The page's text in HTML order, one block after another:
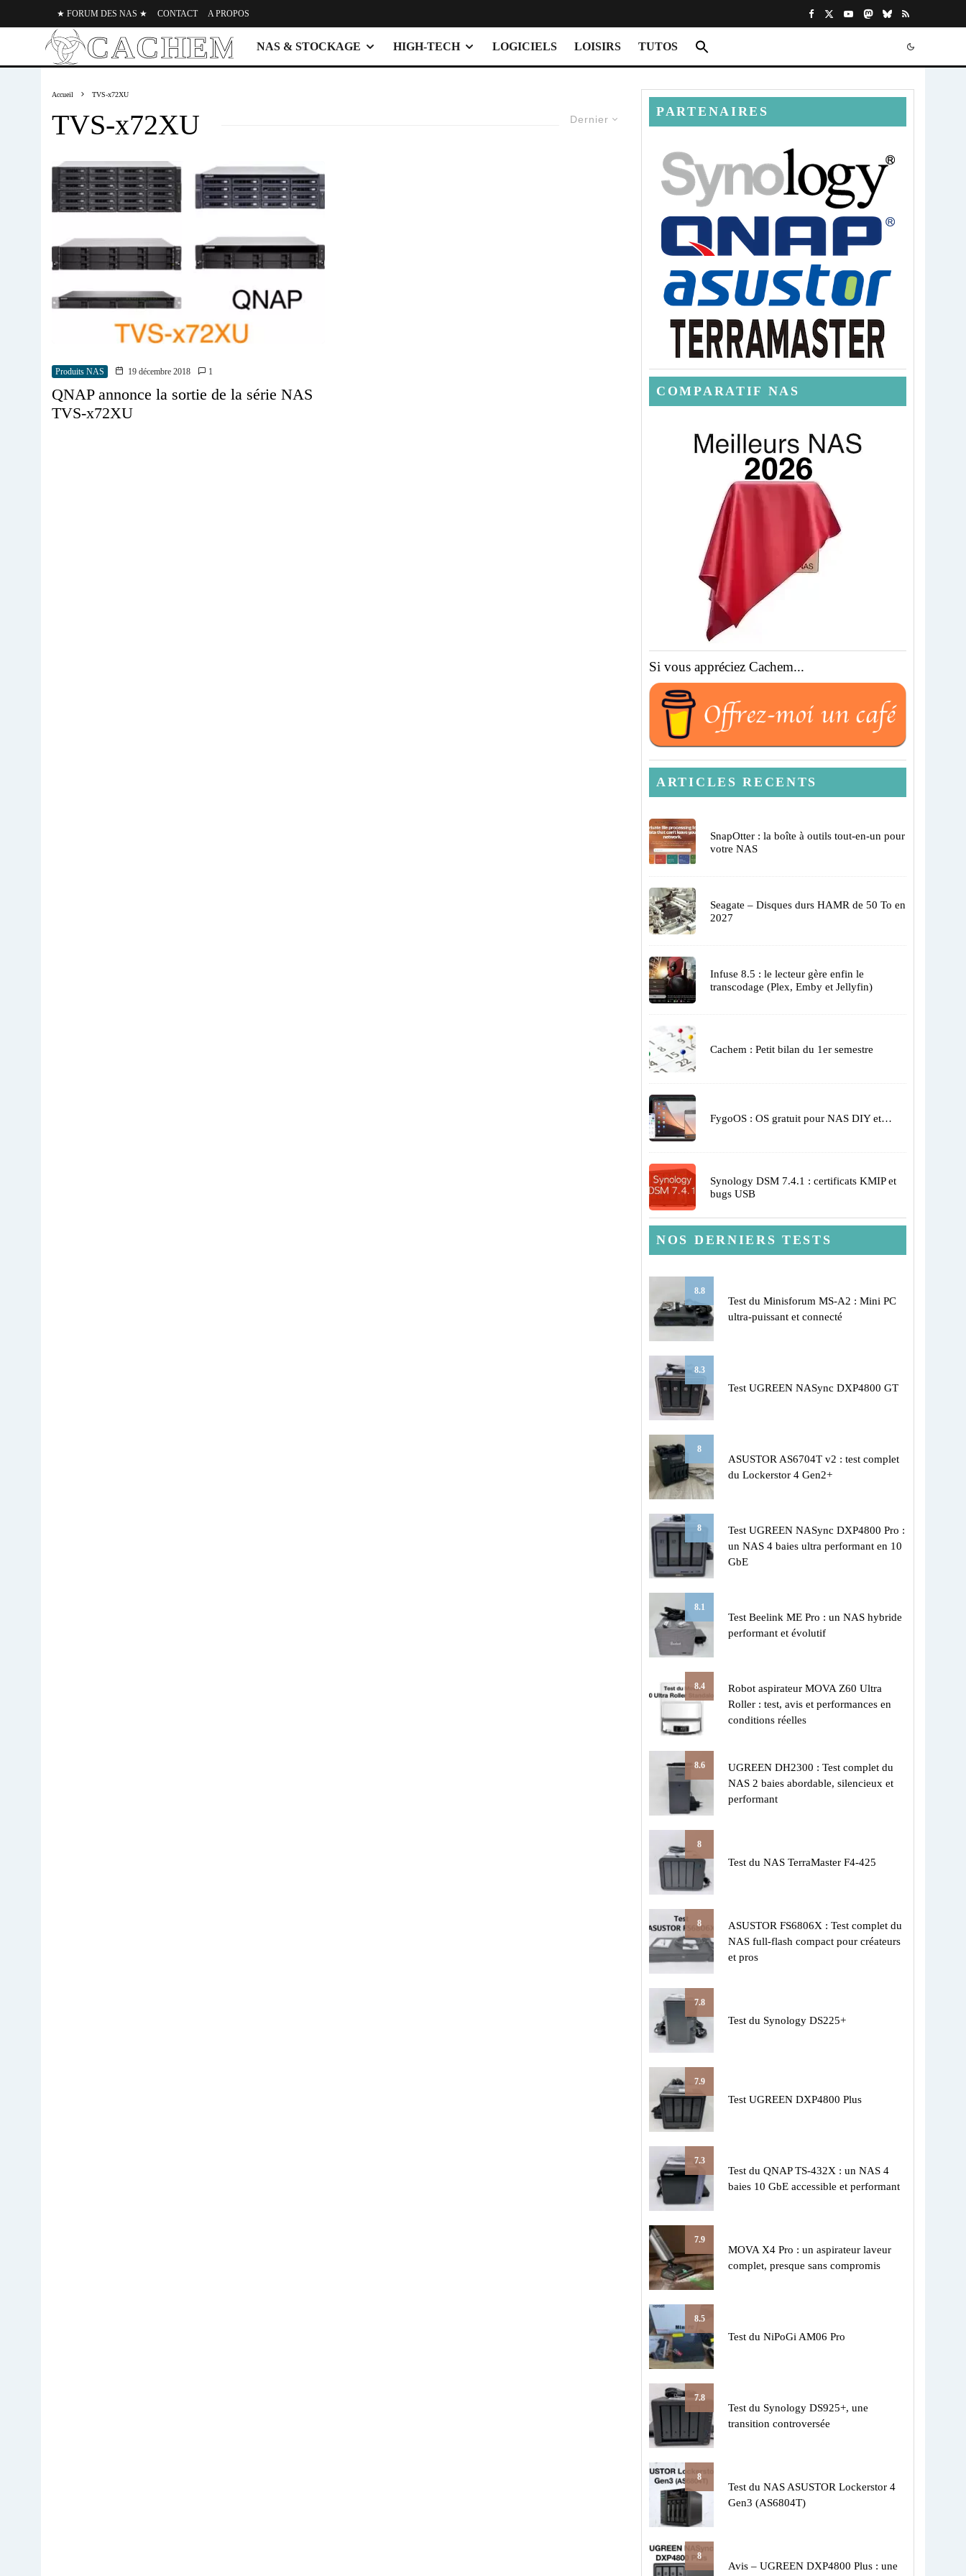
★ FORUM DES NAS ★ CONTACT A PROPOS
NAS & STOCKAGE HIGH-TECH LOGICIELS LOISIRS TUTOS
Accueil TVS-x72XU
Dernier
TVS-x72XU
Produits NAS 19 décembre 2018 1
QNAP annonce la sortie de la série NAS
TVS-x72XU
PARTENAIRES
COMPARATIF NAS
Si vous appréciez Cachem...
ARTICLES RECENTS
SnapOtter : la boîte à outils tout-en-un pour
votre NAS
Seagate – Disques durs HAMR de 50 To en
2027
Infuse 8.5 : le lecteur gère enfin le
transcodage (Plex, Emby et Jellyfin)
Cachem : Petit bilan du 1er semestre
FygoOS : OS gratuit pour NAS DIY et…
Synology DSM 7.4.1 : certificats KMIP et
bugs USB
NOS DERNIERS TESTS
8.8
Test du Minisforum MS-A2 : Mini PC
ultra-puissant et connecté
8.3
Test UGREEN NASync DXP4800 GT
8
ASUSTOR AS6704T v2 : test complet
du Lockerstor 4 Gen2+
8
Test UGREEN NASync DXP4800 Pro :
un NAS 4 baies ultra performant en 10
GbE
8.1
Test Beelink ME Pro : un NAS hybride
performant et évolutif
8.4
Robot aspirateur MOVA Z60 Ultra
Roller : test, avis et performances en
conditions réelles
8.6
UGREEN DH2300 : Test complet du
NAS 2 baies abordable, silencieux et
performant
8
Test du NAS TerraMaster F4-425
8
ASUSTOR FS6806X : Test complet du
NAS full-flash compact pour créateurs
et pros
7.8
Test du Synology DS225+
7.9
Test UGREEN DXP4800 Plus
7.3
Test du QNAP TS-432X : un NAS 4
baies 10 GbE accessible et performant
7.9
MOVA X4 Pro : un aspirateur laveur
complet, presque sans compromis
8.5
Test du NiPoGi AM06 Pro
7.8
Test du Synology DS925+, une
transition controversée
8
Test du NAS ASUSTOR Lockerstor 4
Gen3 (AS6804T)
8
Avis – UGREEN DXP4800 Plus : une